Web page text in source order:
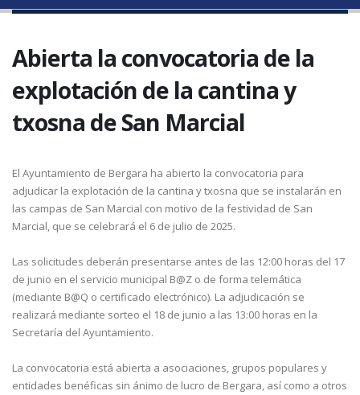
Abierta la convocatoria de la
explotación de la cantina y
txosna de San Marcial
El Ayuntamiento de Bergara ha abierto la convocatoria para
adjudicar la explotación de la cantina y txosna que se instalarán en
las campas de San Marcial con motivo de la festividad de San
Marcial, que se celebrará el 6 de julio de 2025.
Las solicitudes deberán presentarse antes de las 12:00 horas del 17
de junio en el servicio municipal B@Z o de forma telemática
(mediante B@Q o certificado electrónico). La adjudicación se
realizará mediante sorteo el 18 de junio a las 13:00 horas en la
Secretaría del Ayuntamiento.
La convocatoria está abierta a asociaciones, grupos populares y
entidades benéficas sin ánimo de lucro de Bergara, así como a otros